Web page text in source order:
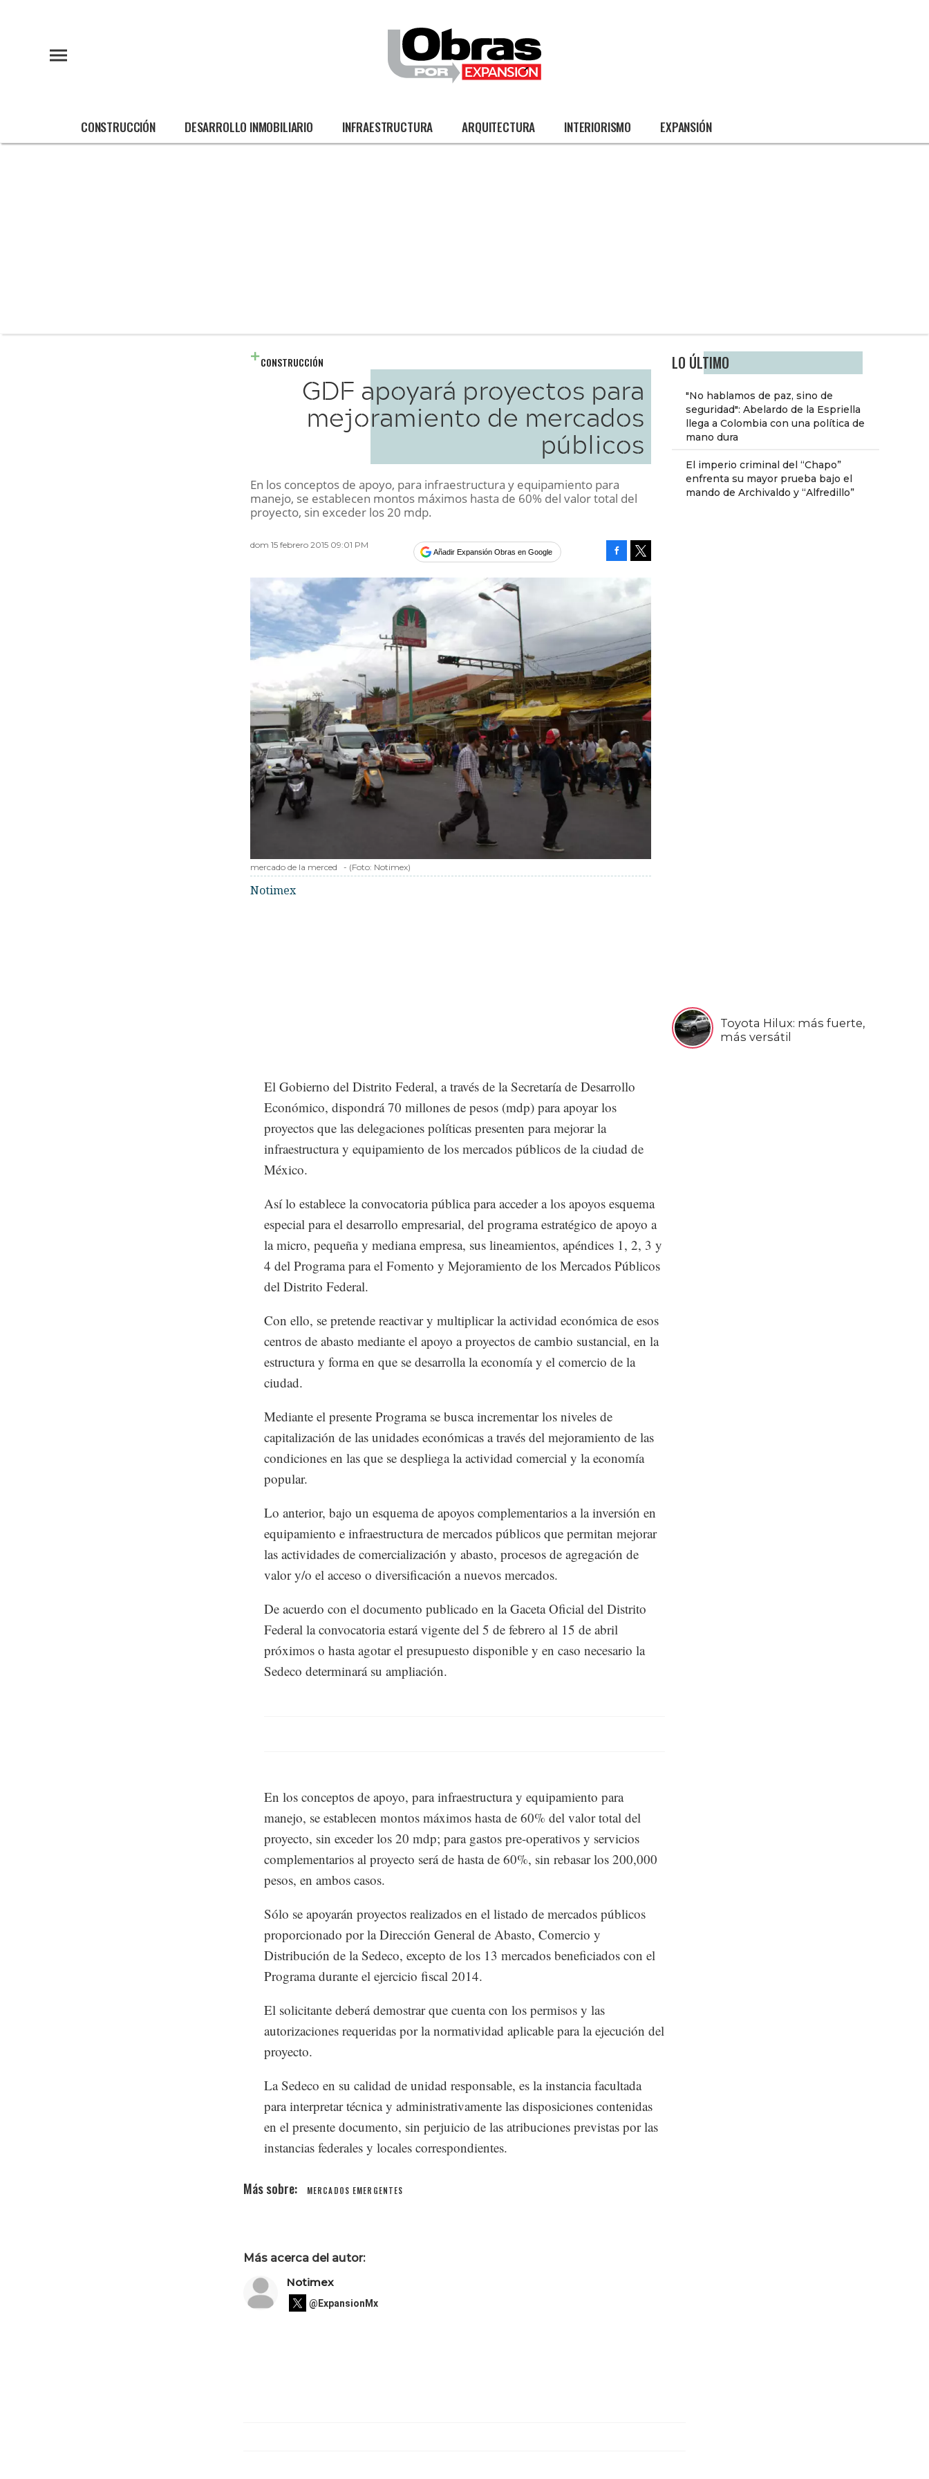
CONSTRUCCIÓN DESARROLLO INMOBILIARIO INFRAESTRUCTURA ARQUITECTURA INTERIORISMO EXPANSIÓN
LO ÚLTIMO
"No hablamos de paz, sino de
seguridad": Abelardo de la Espriella
llega a Colombia con una política de
mano dura
El imperio criminal del “Chapo”
enfrenta su mayor prueba bajo el
mando de Archivaldo y “Alfredillo”
Toyota Hilux: más fuerte,
más versátil
CONSTRUCCIÓN
GDF apoyará proyectos para
mejoramiento de mercados
públicos
En los conceptos de apoyo, para infraestructura y equipamiento para
manejo, se establecen montos máximos hasta de 60% del valor total del
proyecto, sin exceder los 20 mdp.
dom 15 febrero 2015 09:01 PM
Añadir Expansión Obras en Google
mercado de la merced - (Foto: Notimex)
Notimex
El Gobierno del Distrito Federal, a través de la Secretaría de Desarrollo
Económico, dispondrá 70 millones de pesos (mdp) para apoyar los
proyectos que las delegaciones políticas presenten para mejorar la
infraestructura y equipamiento de los mercados públicos de la ciudad de
México.
Así lo establece la convocatoria pública para acceder a los apoyos esquema
especial para el desarrollo empresarial, del programa estratégico de apoyo a
la micro, pequeña y mediana empresa, sus lineamientos, apéndices 1, 2, 3 y
4 del Programa para el Fomento y Mejoramiento de los Mercados Públicos
del Distrito Federal.
Con ello, se pretende reactivar y multiplicar la actividad económica de esos
centros de abasto mediante el apoyo a proyectos de cambio sustancial, en la
estructura y forma en que se desarrolla la economía y el comercio de la
ciudad.
Mediante el presente Programa se busca incrementar los niveles de
capitalización de las unidades económicas a través del mejoramiento de las
condiciones en las que se despliega la actividad comercial y la economía
popular.
Lo anterior, bajo un esquema de apoyos complementarios a la inversión en
equipamiento e infraestructura de mercados públicos que permitan mejorar
las actividades de comercialización y abasto, procesos de agregación de
valor y/o el acceso o diversificación a nuevos mercados.
De acuerdo con el documento publicado en la Gaceta Oficial del Distrito
Federal la convocatoria estará vigente del 5 de febrero al 15 de abril
próximos o hasta agotar el presupuesto disponible y en caso necesario la
Sedeco determinará su ampliación.
En los conceptos de apoyo, para infraestructura y equipamiento para
manejo, se establecen montos máximos hasta de 60% del valor total del
proyecto, sin exceder los 20 mdp; para gastos pre-operativos y servicios
complementarios al proyecto será de hasta de 60%, sin rebasar los 200,000
pesos, en ambos casos.
Sólo se apoyarán proyectos realizados en el listado de mercados públicos
proporcionado por la Dirección General de Abasto, Comercio y
Distribución de la Sedeco, excepto de los 13 mercados beneficiados con el
Programa durante el ejercicio fiscal 2014.
El solicitante deberá demostrar que cuenta con los permisos y las
autorizaciones requeridas por la normatividad aplicable para la ejecución del
proyecto.
La Sedeco en su calidad de unidad responsable, es la instancia facultada
para interpretar técnica y administrativamente las disposiciones contenidas
en el presente documento, sin perjuicio de las atribuciones previstas por las
instancias federales y locales correspondientes.
MERCADOS EMERGENTES
Más acerca del autor:
Notimex
@ExpansionMx